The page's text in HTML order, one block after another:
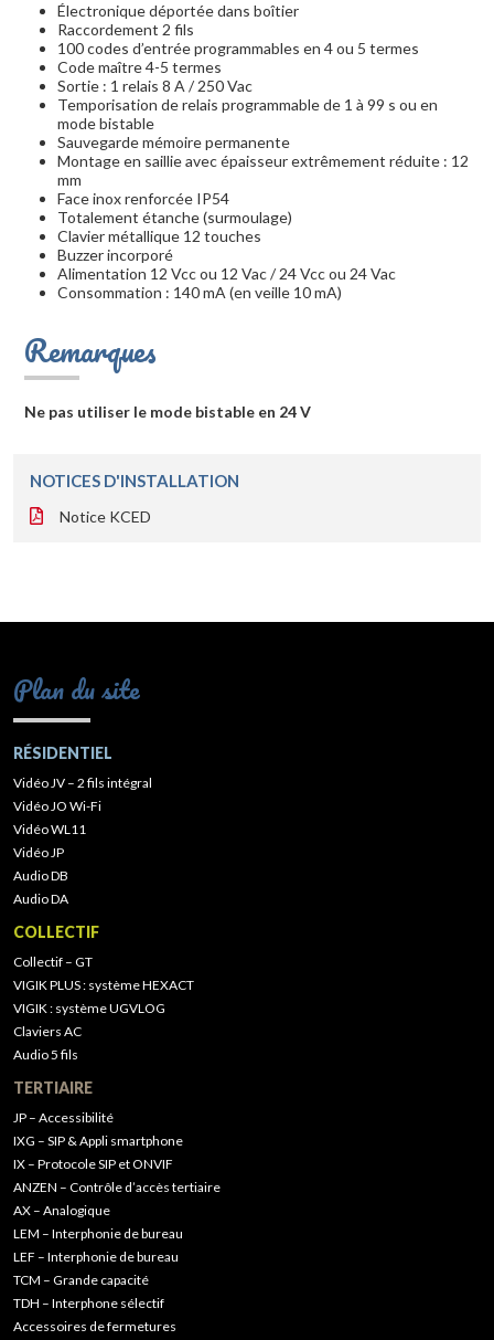
Électronique déportée dans boîtier
Raccordement 2 fils
100 codes d’entrée programmables en 4 ou 5 termes
Code maître 4-5 termes
Sortie : 1 relais 8 A / 250 Vac
Temporisation de relais programmable de 1 à 99 s ou en
mode bistable
Sauvegarde mémoire permanente
Montage en saillie avec épaisseur extrêmement réduite : 12
mm
Face inox renforcée IP54
Totalement étanche (surmoulage)
Clavier métallique 12 touches
Buzzer incorporé
Alimentation 12 Vcc ou 12 Vac / 24 Vcc ou 24 Vac
Consommation : 140 mA (en veille 10 mA)
Remarques
Ne pas utiliser le mode bistable en 24 V
NOTICES D'INSTALLATION
Notice KCED
Plan du site
RÉSIDENTIEL
Vidéo JV – 2 fils intégral
Vidéo JO Wi-Fi
Vidéo WL11
Vidéo JP
Audio DB
Audio DA
COLLECTIF
Collectif – GT
VIGIK PLUS : système HEXACT
VIGIK : système UGVLOG
Claviers AC
Audio 5 fils
TERTIAIRE
JP – Accessibilité
IXG – SIP & Appli smartphone
IX – Protocole SIP et ONVIF
ANZEN – Contrôle d’accès tertiaire
AX – Analogique
LEM – Interphonie de bureau
LEF – Interphonie de bureau
TCM – Grande capacité
TDH – Interphone sélectif
Accessoires de fermetures